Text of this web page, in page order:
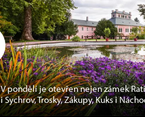
V pondělí je otevřen nejen zámek
i Sychrov, Trosky, Zákupy, Kuks i